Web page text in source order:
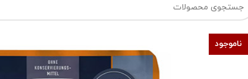
ناموجود